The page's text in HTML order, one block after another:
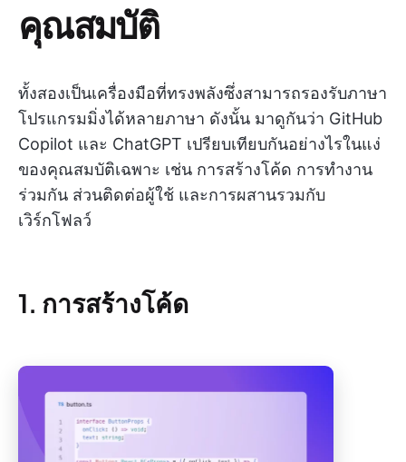
คุณสมบัติ
ทั้งสองเป็นเครื่องมือที่ทรงพลังซึ่งสามารถรองรับภาษา
โปรแกรมมิ่งได้หลายภาษา ดังนั้น มาดูกันว่า GitHub
Copilot และ ChatGPT เปรียบเทียบกันอย่างไรในแง่
ของคุณสมบัติเฉพาะ เช่น การสร้างโค้ด การทำงาน
ร่วมกัน ส่วนติดต่อผู้ใช้ และการผสานรวมกับ
เวิร์กโฟลว์
1. การสร้างโค้ด